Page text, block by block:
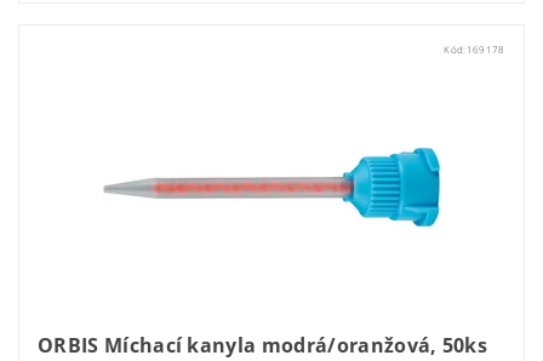
Kód: 169178
ORBIS Míchací kanyla modrá/oranžová, 50ks